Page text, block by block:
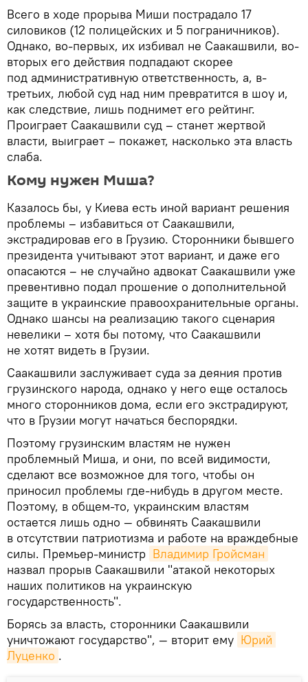
Всего в ходе прорыва Миши пострадало 17
силовиков (12 полицейских и 5 пограничников).
Однако, во-первых, их избивал не Саакашвили, во-
вторых его действия подпадают скорее
под административную ответственность, а, в-
третьих, любой суд над ним превратится в шоу и,
как следствие, лишь поднимет его рейтинг.
Проиграет Саакашвили суд – станет жертвой
власти, выиграет – покажет, насколько эта власть
слаба.
Кому нужен Миша?
Казалось бы, у Киева есть иной вариант решения
проблемы – избавиться от Саакашвили,
экстрадировав его в Грузию. Сторонники бывшего
президента учитывают этот вариант, и даже его
опасаются – не случайно адвокат Саакашвили уже
превентивно подал прошение о дополнительной
защите в украинские правоохранительные органы.
Однако шансы на реализацию такого сценария
невелики – хотя бы потому, что Саакашвили
не хотят видеть в Грузии.
Саакашвили заслуживает суда за деяния против
грузинского народа, однако у него еще осталось
много сторонников дома, если его экстрадируют,
что в Грузии могут начаться беспорядки.
Поэтому грузинским властям не нужен
проблемный Миша, и они, по всей видимости,
сделают все возможное для того, чтобы он
приносил проблемы где-нибудь в другом месте.
Поэтому, в общем-то, украинским властям
остается лишь одно — обвинять Саакашвили
в отсутствии патриотизма и работе на враждебные
силы. Премьер-министр Владимир Гройсман
назвал прорыв Саакашвили "атакой некоторых
наших политиков на украинскую
государственность".
Борясь за власть, сторонники Саакашвили
уничтожают государство", — вторит ему Юрий
Луценко .